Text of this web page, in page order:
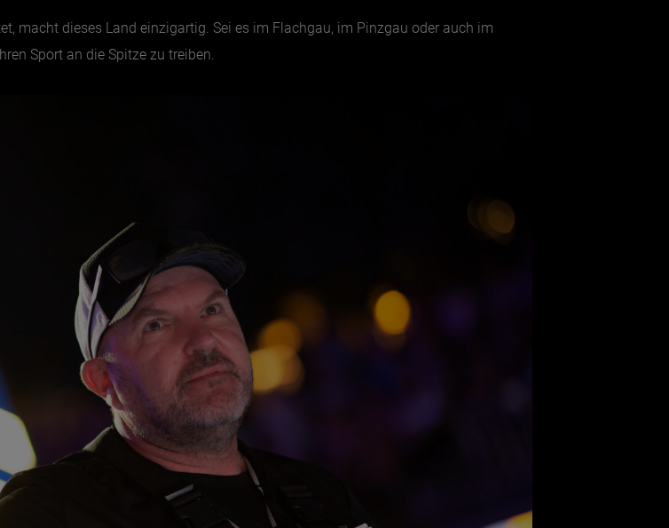
macht dieses Land einzigartig. Sei es im Flachgau, im Pinzgau oder auch im
Sport an die Spitze zu treiben.